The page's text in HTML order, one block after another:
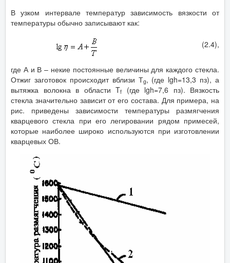
В узком интервале температур зависимость вязкости от
температуры обычно записывают как:
(2.4),
где А и В – некие постоянные величины для каждого стекла.
Отжиг заготовок происходит вблизи Тg, (где lgh=13,3 пз), а
вытяжка волокна в области Tf
(где lgh=7,6 пз). Вязкость
стекла значительно зависит от его состава. Для примера, на
рис. приведены зависимости температуры размягчения
кварцевого стекла при его легировании рядом примесей,
которые наиболее широко используются при изготовлении
кварцевых ОВ.